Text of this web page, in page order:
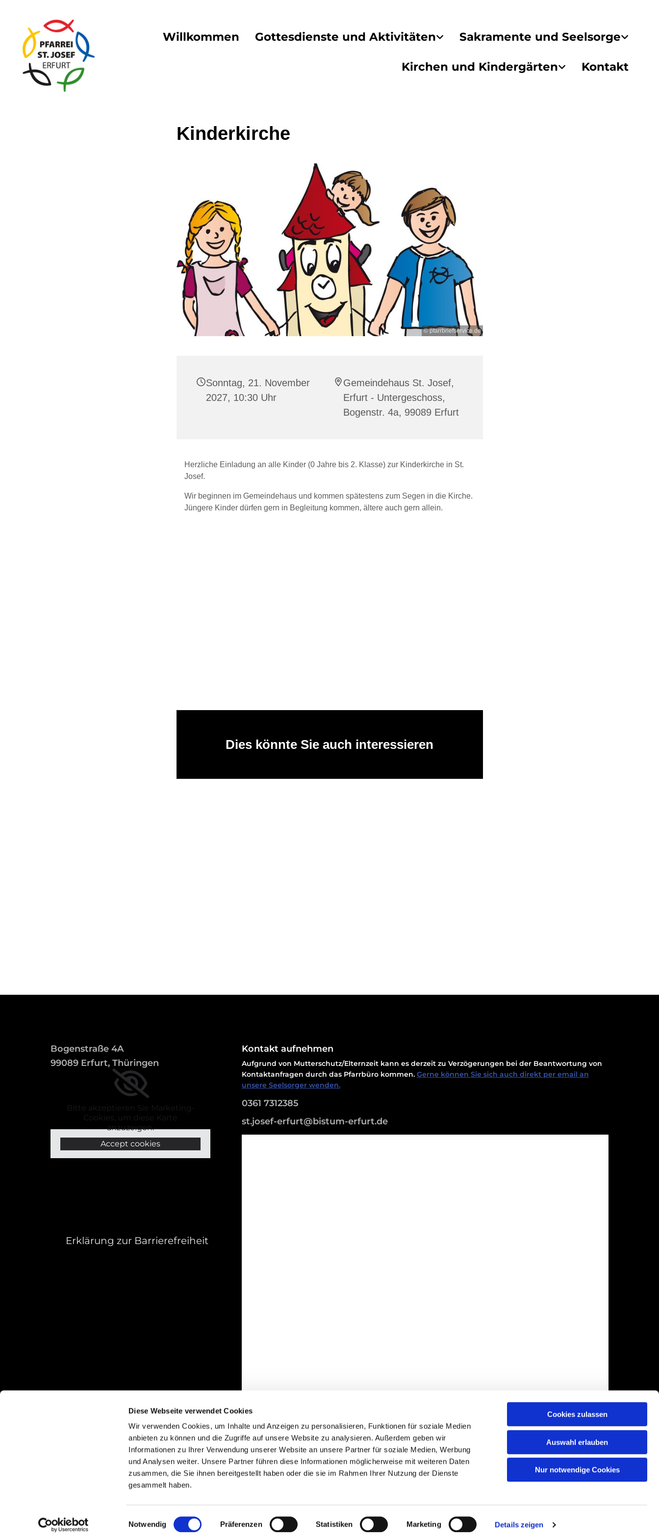
Diese Webseite verwendet Cookies
Wir verwenden Cookies, um Inhalte und Anzeigen zu personalisieren, Funktionen für soziale Medien
anbieten zu können und die Zugriffe auf unsere Website zu analysieren. Außerdem geben wir
Informationen zu Ihrer Verwendung unserer Website an unsere Partner für soziale Medien, Werbung
und Analysen weiter. Unsere Partner führen diese Informationen möglicherweise mit weiteren Daten
zusammen, die Sie ihnen bereitgestellt haben oder die sie im Rahmen Ihrer Nutzung der Dienste
gesammelt haben.
Einwilligungsauswahl
Notwendig Präferenzen Statistiken Marketing Details zeigen
Cookies zulassen
Auswahl erlauben
Nur notwendige Cookies
Willkommen Gottesdienste und Aktivitäten Sakramente und Seelsorge
Kirchen und Kindergärten Kontakt
Kinderkirche
© pfarrbriefservice.de
Sonntag, 21. November
2027, 10:30 Uhr
Gemeindehaus St. Josef,
Erfurt - Untergeschoss,
Bogenstr. 4a, 99089 Erfurt
Herzliche Einladung an alle Kinder (0 Jahre bis 2. Klasse) zur Kinderkirche in St.
Josef.
Wir beginnen im Gemeindehaus und kommen spätestens zum Segen in die Kirche.
Jüngere Kinder dürfen gern in Begleitung kommen, ältere auch gern allein.
Dies könnte Sie auch interessieren
Bogenstraße 4A
99089 Erfurt, Thüringen
Bitte akzeptieren Sie Marketing-
Cookies, um diese Karte
anzuzeigen.
Accept cookies
Erklärung zur Barrierefreiheit
Kontakt aufnehmen
Aufgrund von Mutterschutz/Elternzeit kann es derzeit zu Verzögerungen bei der Beantwortung von
Kontaktanfragen durch das Pfarrbüro kommen. Gerne können Sie sich auch direkt per email an
unsere Seelsorger wenden.
0361 7312385
st.josef-erfurt@bistum-erfurt.de